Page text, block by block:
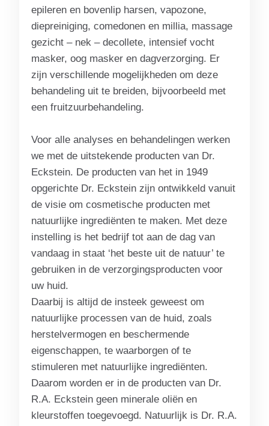
epileren en bovenlip harsen, vapozone,
diepreiniging, comedonen en millia, massage
gezicht – nek – decollete, intensief vocht
masker, oog masker en dagverzorging. Er
zijn verschillende mogelijkheden om deze
behandeling uit te breiden, bijvoorbeeld met
een fruitzuurbehandeling.
Voor alle analyses en behandelingen werken
we met de uitstekende producten van Dr.
Eckstein. De producten van het in 1949
opgerichte Dr. Eckstein zijn ontwikkeld vanuit
de visie om cosmetische producten met
natuurlijke ingrediënten te maken. Met deze
instelling is het bedrijf tot aan de dag van
vandaag in staat ‘het beste uit de natuur’ te
gebruiken in de verzorgingsproducten voor
uw huid.
Daarbij is altijd de insteek geweest om
natuurlijke processen van de huid, zoals
herstelvermogen en beschermende
eigenschappen, te waarborgen of te
stimuleren met natuurlijke ingrediënten.
Daarom worden er in de producten van Dr.
R.A. Eckstein geen minerale oliën en
kleurstoffen toegevoegd. Natuurlijk is Dr. R.A.